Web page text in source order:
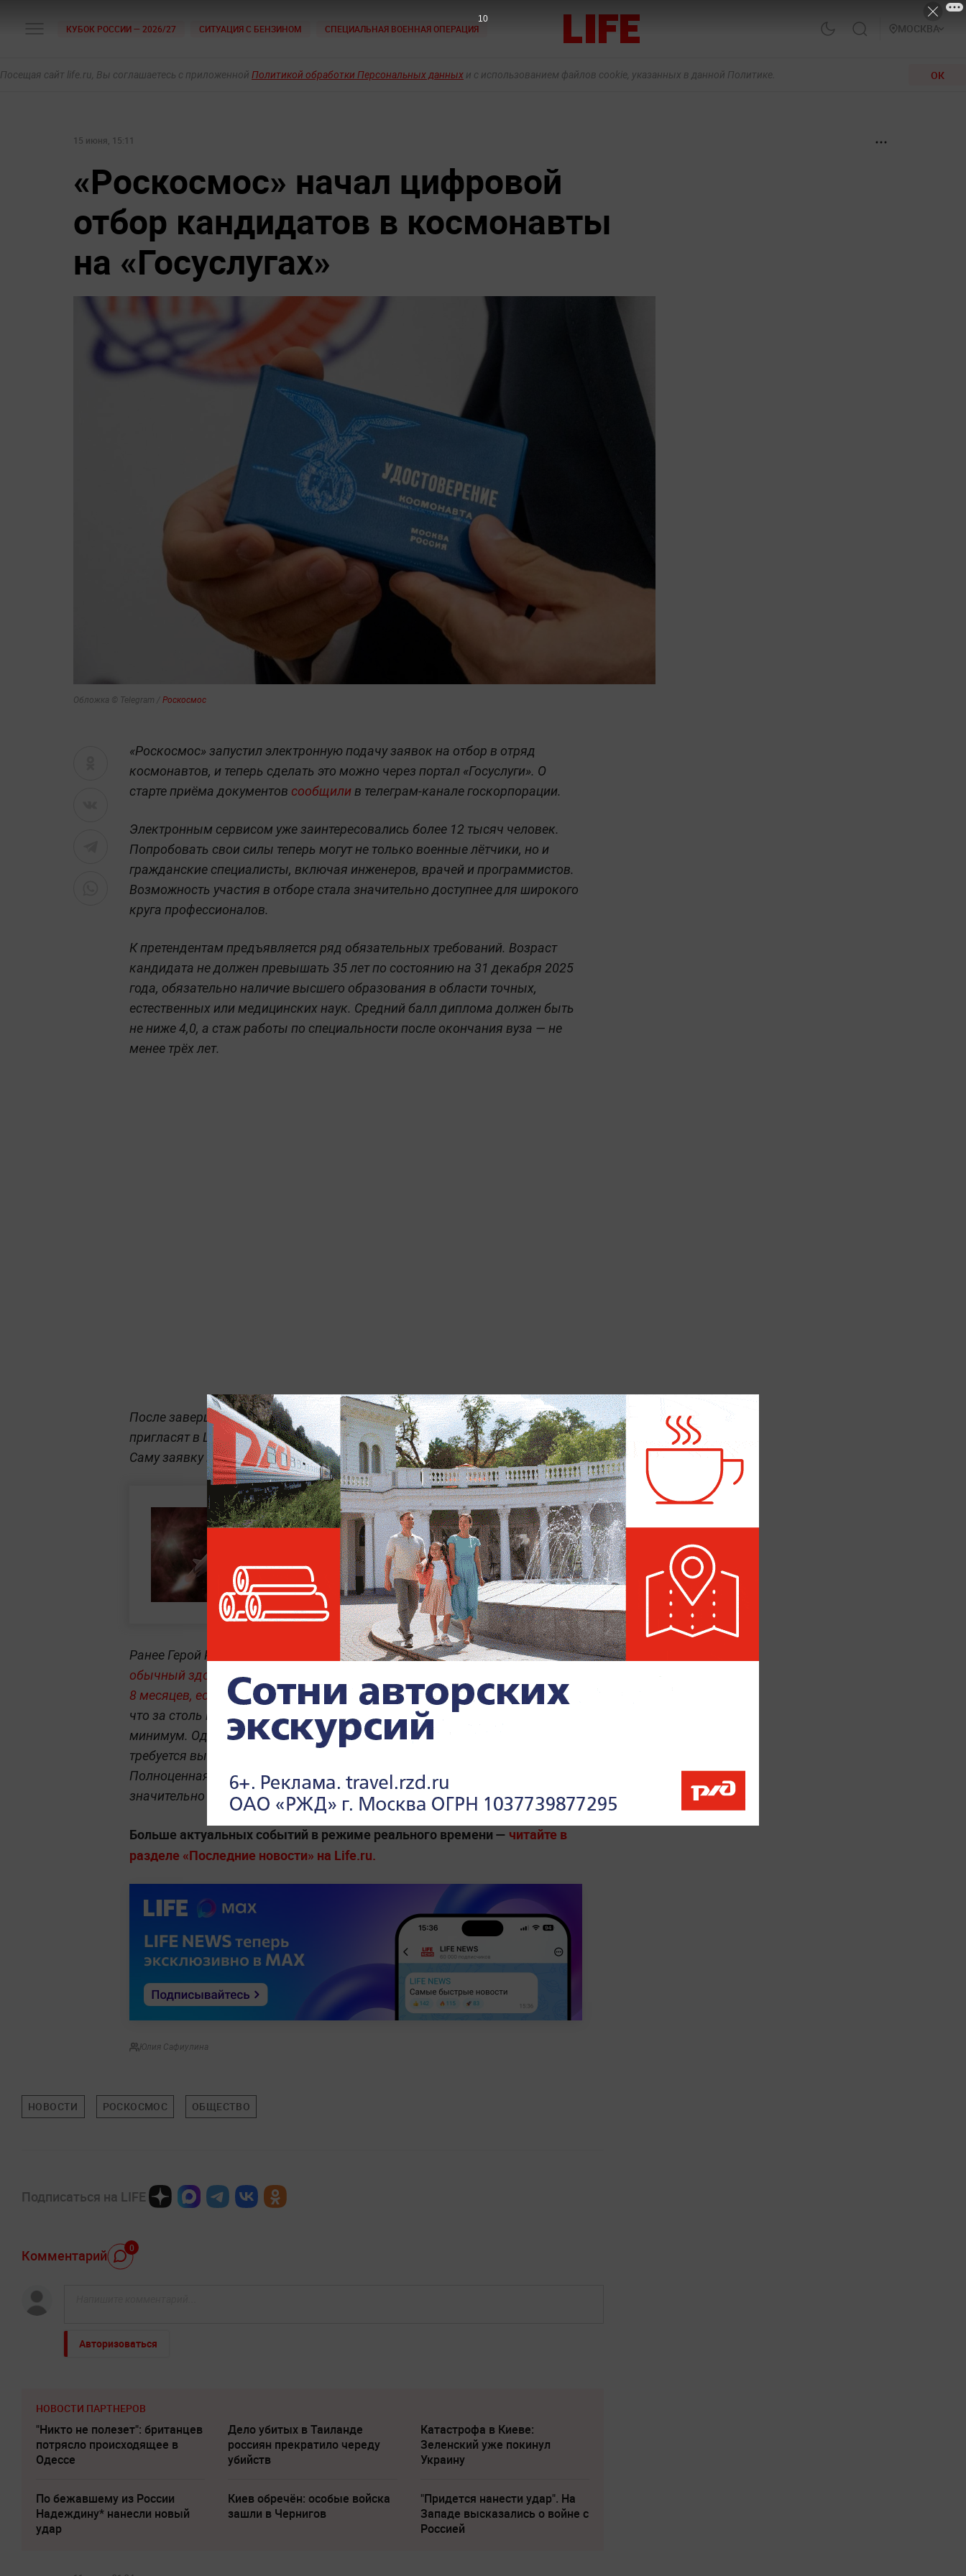
КУБОК РОССИИ — 2026/27 СИТУАЦИЯ С БЕНЗИНОМ СПЕЦИАЛЬНАЯ ВОЕННАЯ ОПЕРАЦИЯ МОСКВА
Посещая сайт life.ru, Вы соглашаетесь с приложенной Политикой обработки Персональных данных и с использованием файлов cookie, указанных в данной Политике. ОК
15 июня, 15:11
«Роскосмос» начал цифровой
отбор кандидатов в космонавты
на «Госуслугах»
Обложка © Telegram / Роскосмос
«Роскосмос» запустил электронную подачу заявок на отбор в отряд
космонавтов, и теперь сделать это можно через портал «Госуслуги». О
старте приёма документов сообщили в телеграм-канале госкорпорации.
Электронным сервисом уже заинтересовались более 12 тысяч человек.
Попробовать свои силы теперь могут не только военные лётчики, но и
гражданские специалисты, включая инженеров, врачей и программистов.
Возможность участия в отборе стала значительно доступнее для широкого
круга профессионалов.
К претендентам предъявляется ряд обязательных требований. Возраст
кандидата не должен превышать 35 лет по состоянию на 31 декабря 2025
года, обязательно наличие высшего образования в области точных,
естественных или медицинских наук. Средний балл диплома должен быть
не ниже 4,0, а стаж работы по специальности после окончания вуза — не
менее трёх лет.
После завершения проверки документов прошедших первый этап
пригласят в Центр подготовки космонавтов для дальнейших испытаний.
Саму заявку можно успеть подать до 30 июня.
Путь к Марсу: Россия
создаёт ядерный двигатель
для дальнего космоса — с
импульсом 100 км/с
Ранее Герой России, лётчик-космонавт Олег Новицкий заявил, что
обычный здоровый человек может подготовиться к полёту в космос за 6–
8 месяцев, если речь не идёт о полноценной работе на орбите . Он пояснил,
что за столь короткий срок вполне реально освоить необходимый
минимум. Однако это касается лишь тех случаев, когда от человека не
требуется выполнять функции профессионала на борту станции.
Полноценная же подготовка космонавта к орбитальной миссии занимает
значительно больше времени.
Больше актуальных событий в режиме реального времени — читайте в
разделе «Последние новости» на Life.ru.
Юлия Сафиулина
НОВОСТИ РОСКОСМОС ОБЩЕСТВО
Подписаться на LIFE
Комментарий 0
Авторизоваться
НОВОСТИ ПАРТНЕРОВ
"Никто не полезет": британцев
потрясло происходящее в
Одессе
Дело убитых в Таиланде
россиян прекратило череду
убийств
Катастрофа в Киеве:
Зеленский уже покинул
Украину
По бежавшему из России
Надеждину* нанесли новый
удар
Киев обречён: особые войска
зашли в Чернигов
"Придется нанести удар". На
Западе высказались о войне с
Россией
9